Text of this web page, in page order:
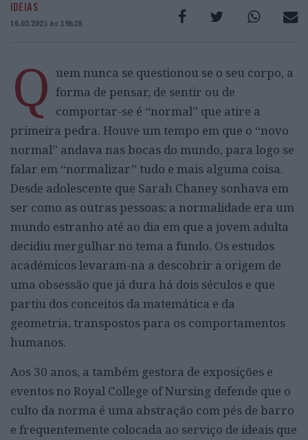
IDEIAS
16.03.2025 às 19h28
Q uem nunca se questionou se o seu corpo, a
forma de pensar, de sentir ou de
comportar-se é “normal” que atire a
primeira pedra. Houve um tempo em que o “novo
normal” andava nas bocas do mundo, para logo se
falar em “normalizar” tudo e mais alguma coisa.
Desde adolescente que Sarah Chaney sonhava em
ser como as outras pessoas; a normalidade era um
mundo estranho até ao dia em que a jovem adulta
decidiu mergulhar no tema a fundo. Os estudos
académicos levaram-na a descobrir a origem de
uma obsessão que já dura há dois séculos e que
partiu dos conceitos da matemática e da
geometria, transpostos para os comportamentos
humanos.
Aos 30 anos, a também gestora de exposições e
eventos no Royal College of Nursing defende que o
culto da norma é uma abstração com pés de barro
e frequentemente colocada ao serviço de ideais que